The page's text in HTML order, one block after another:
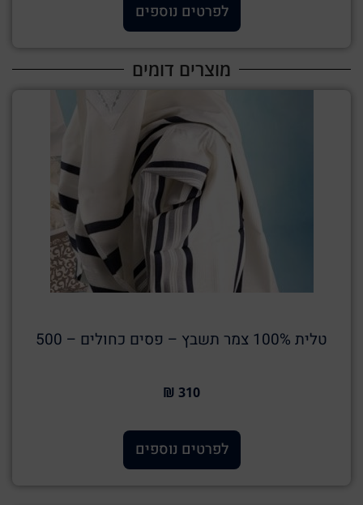
לפרטים נוספים
מוצרים דומים
טלית 100% צמר תשבץ – פסים כחולים – 500
310 ₪
לפרטים נוספים